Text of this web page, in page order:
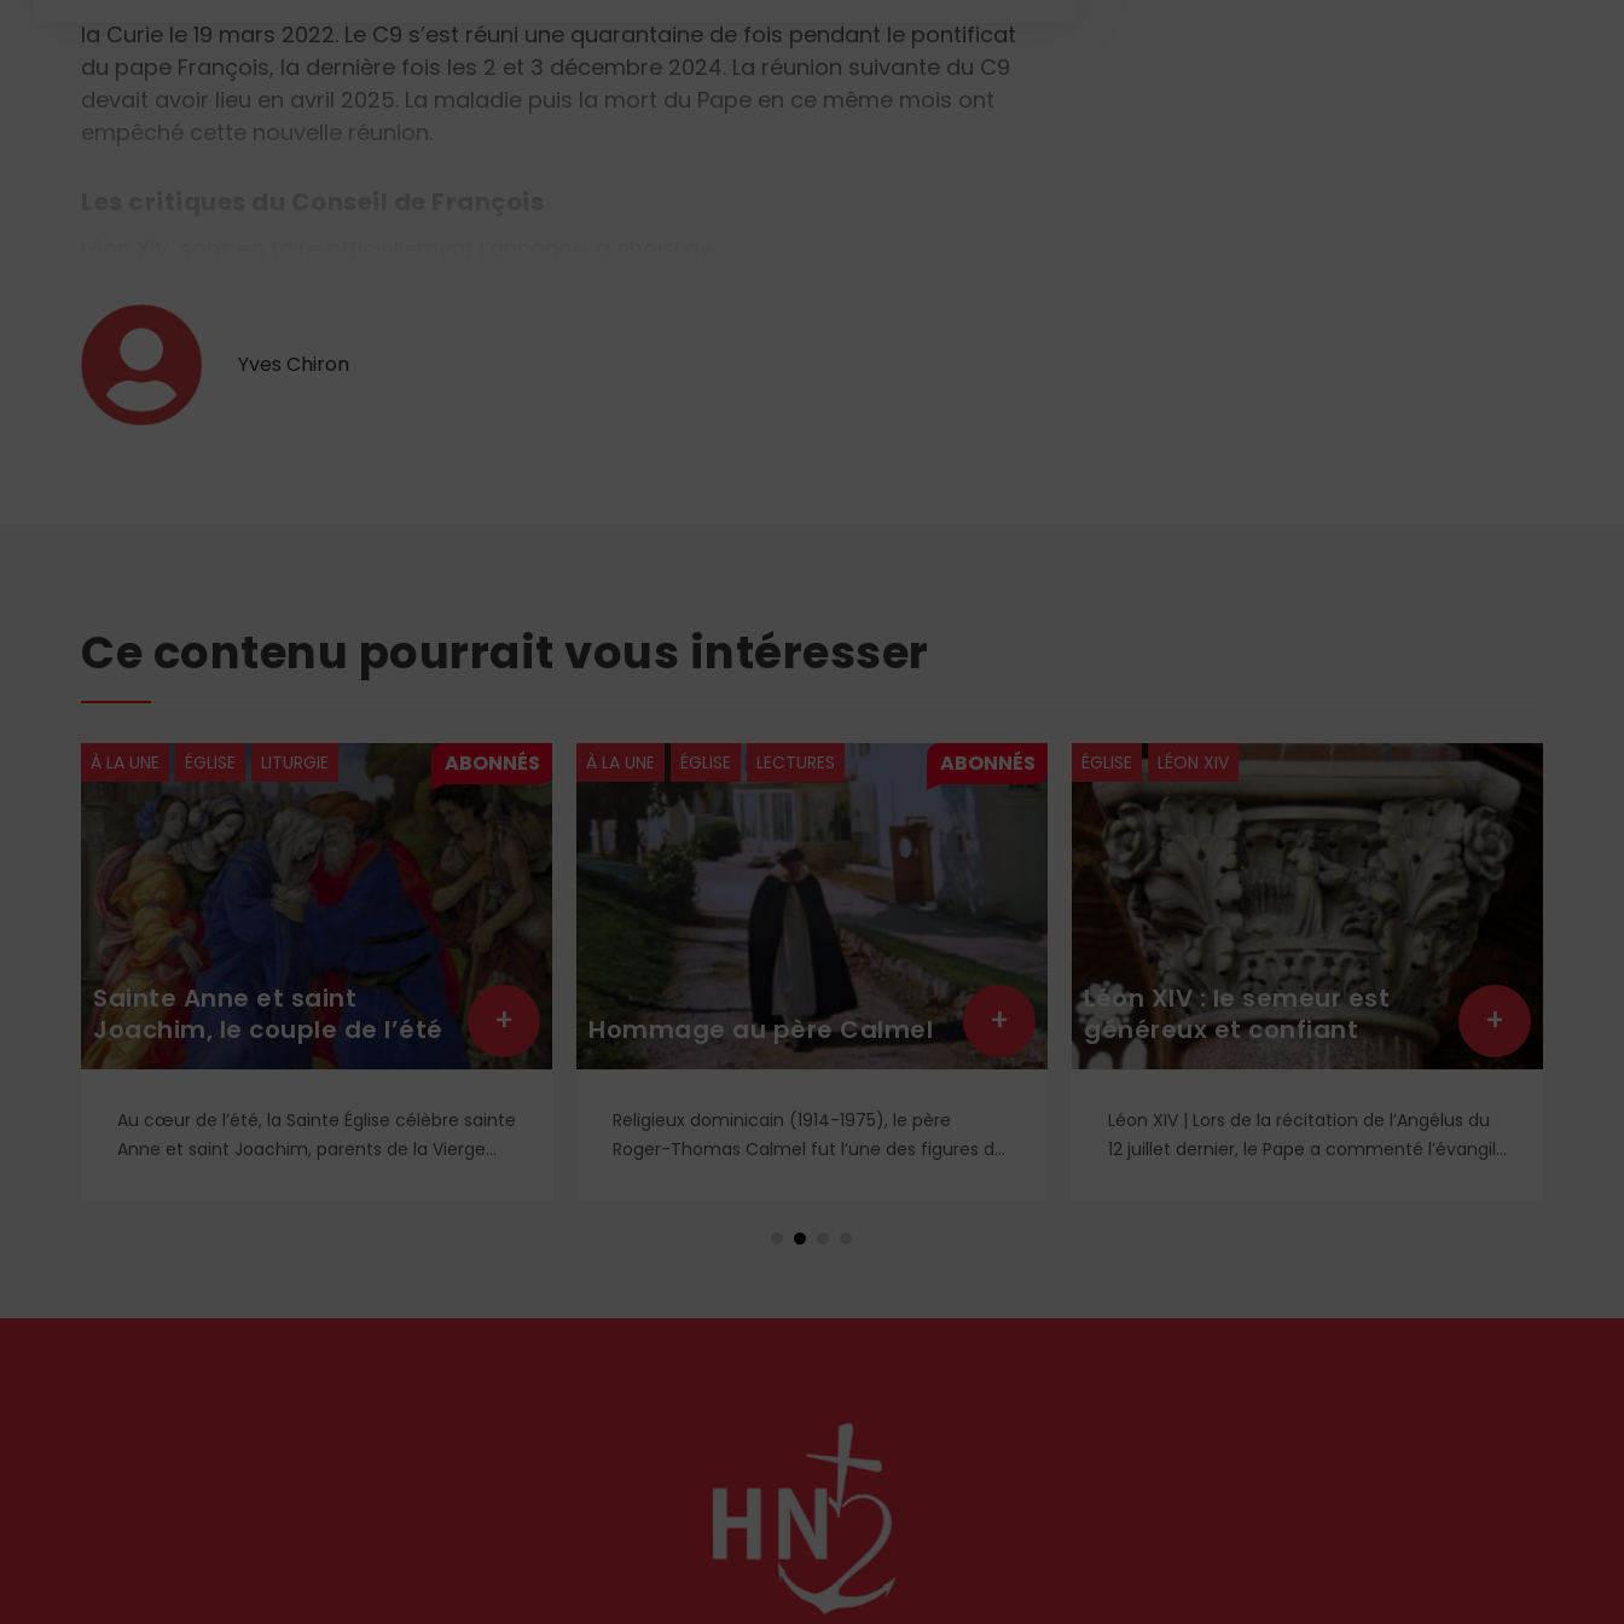
la Curie le 19 mars 2022. Le C9 s’est réuni une quarantaine de fois pendant le pontificat
du pape François, la dernière fois les 2 et 3 décembre 2024. La réunion suivante du C9
devait avoir lieu en avril 2025. La maladie puis la mort du Pape en ce même mois ont
empêché cette nouvelle réunion.
Yves Chiron
Ce contenu pourrait vous intéresser
À LA UNE ÉGLISE LITURGIE
Sainte Anne et saint
Joachim, le couple de l’été
Au cœur de l’été, la Sainte Église célèbre sainte
Anne et saint Joachim, parents de la Vierge
+
À LA UNE ÉGLISE LECTURES
Hommage au père Calmel
Religieux dominicain (1914-1975), le père
Roger-Thomas Calmel fut l’une des figures du
traditionnelle, ainsi qu’aux antiques
des plus importants du XXᵉ siècle. Deux
+
ÉGLISE LÉON XIV
Léon XIV : le semeur est
généreux et confiant
Léon XIV | Lors de la récitation de l’Angélus du
12 juillet dernier, le Pape a commenté l’évangile
+